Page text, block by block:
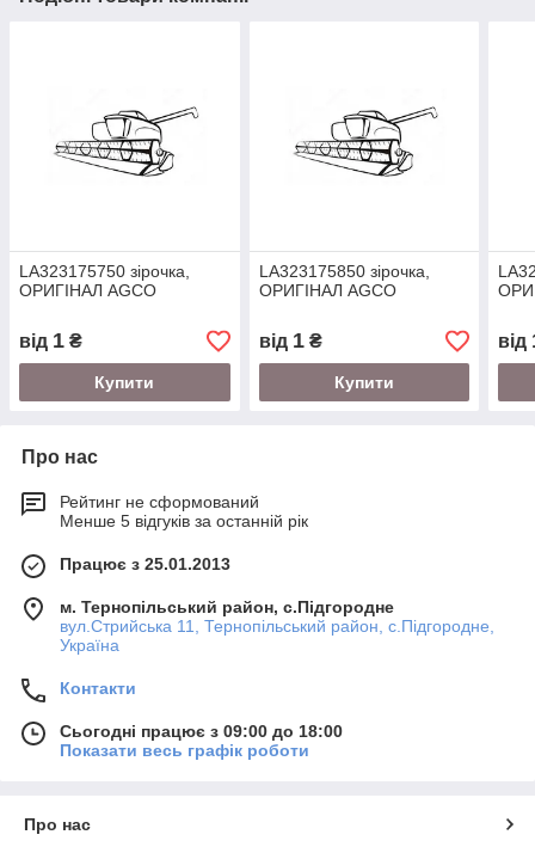
LA323175750 зірочка,
ОРИГІНАЛ AGCO
від 1 ₴
Купити
LA323175850 зірочка,
ОРИГІНАЛ AGCO
від 1₴
Купити
від
Про нас
Рейтинг не сформований
Менше 5 відгуків за останній рік
Працює з 25.01.2013
м. Тернопільський район, с.Підгородне
вул.Стрийська 11, Тернопільський район, с.Підгородне,
Україна
Контакти
Сьогодні працює з 09:00 до 18:00
Показати весь графік роботи
Про нас